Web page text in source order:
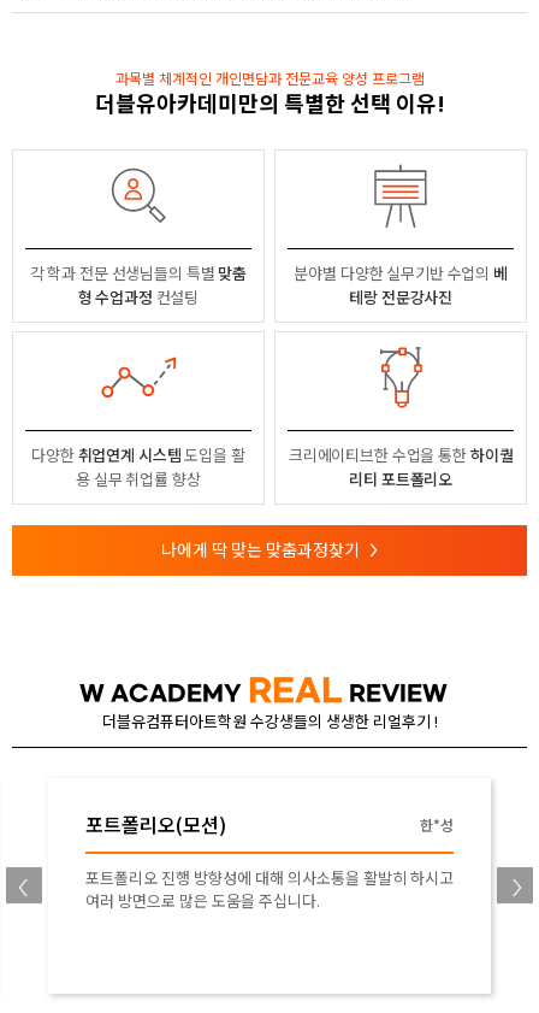
과목별 체계적인 개인면담과 전문교육 양성 프로그램
더블유아카데미만의 특별한 선택 이유!
각 학과 전문 선생님들의 특별 맞춤
형 수업과정 컨설팅
분야별 다양한 실무기반 수업의 베
테랑 전문강사진
다양한취업연계 시스템도입을 활
용실무 취업률 향상
크리에이티브한 수업을 통한하이퀄
리티 포트폴리오
나에게 딱 맞는 맞춤과정찾기 >
W ACADEMY REAL REVIEW
더블유컴퓨터아트학원 수강생들의 생생한 리얼후기 !
포토샵 고*두
포토샵에 무지한 상태로 시작하였는데 끝나고 나니 감히
말씀드리면 생각하는 것은 만들 수 있는 수준이 된 거 같습